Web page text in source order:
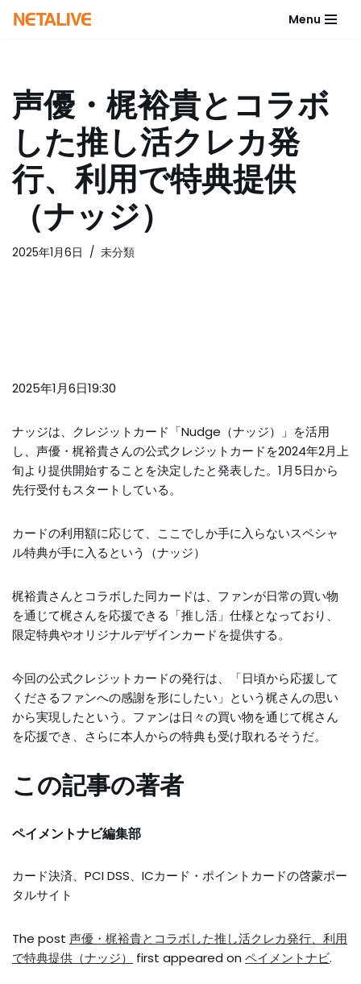
ン
ツ
へ
ス
キ
ッ
Menu
声優・梶裕貴とコラボ
した推し活クレカ発
行、利用で特典提供
（ナッジ）
2025年1月6日 未分類
2025年1月6日19:30
ナッジは、クレジットカード「Nudge（ナッジ）」を活用
し、声優・梶裕貴さんの公式クレジットカードを2024年2月上
旬より提供開始することを決定したと発表した。1月5日から
先行受付もスタートしている。
カードの利用額に応じて、ここでしか手に入らないスペシャ
ル特典が手に入るという（ナッジ）
梶裕貴さんとコラボした同カードは、ファンが日常の買い物
を通じて梶さんを応援できる「推し活」仕様となっており、
限定特典やオリジナルデザインカードを提供する。
今回の公式クレジットカードの発行は、「日頃から応援して
くださるファンへの感謝を形にしたい」という梶さんの思い
から実現したという。ファンは日々の買い物を通じて梶さん
を応援でき、さらに本人からの特典も受け取れるそうだ。
この記事の著者
ペイメントナビ編集部
カード決済、PCI DSS、ICカード・ポイントカードの啓蒙ポー
タルサイト
The post 声優・梶裕貴とコラボした推し活クレカ発行、利用
で特典提供（ナッジ）
first appeared on ペイメントナビ.